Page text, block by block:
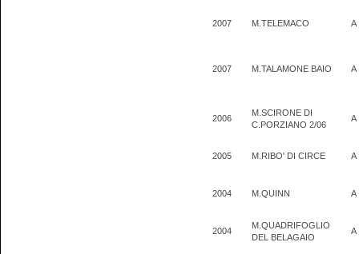
2007 M.TELEMACO A
2007 M.TALAMONE BAIO A
2006
M.SCIRONE DI
C.PORZIANO 2/06
A
2005 M.RIBO' DI CIRCE A
2004 M.QUINN A
2004
M.QUADRIFOGLIO
DEL BELAGAIO
A